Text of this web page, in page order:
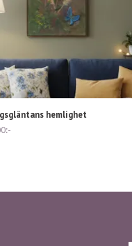
hemlighet